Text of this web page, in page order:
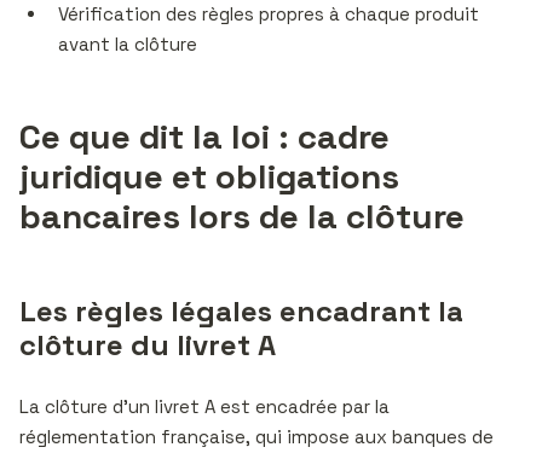
Vérification des règles propres à chaque produit
avant la clôture
Ce que dit la loi : cadre
juridique et obligations
bancaires lors de la clôture
Les règles légales encadrant la
clôture du livret A
La clôture d’un livret A est encadrée par la
réglementation française, qui impose aux banques de